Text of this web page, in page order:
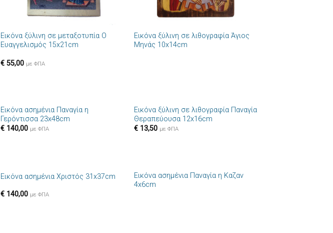
Εικόνα ξύλινη σε μεταξοτυπία Ο
Ευαγγελισμός 15x21cm
€ 55,00 με ΦΠΑ
Εικόνα ξύλινη σε λιθογραφία Άγιος
Μηνάς 10x14cm
Εικόνα ασημένια Παναγία η
Γερόντισσα 23x48cm
€ 140,00 με ΦΠΑ
Πρόσθήκη
Εικόνα ξύλινη σε λιθογραφία Παναγία
Θεραπεύουσα 12x16cm
€13,50 με ΦΠΑ
Πρόσθήκη
Εικόνα ασημένια Χριστός 31x37cm
€ 140,00 με ΦΠΑ
Πρόσθήκη
Εικόνα ασημένια Παναγία η Καζαν
4x6cm